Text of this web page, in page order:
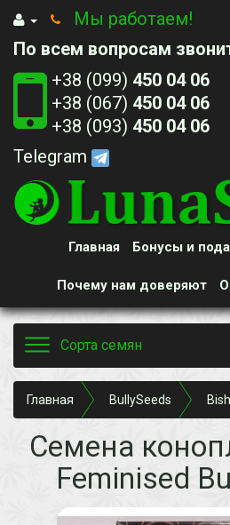
Мы работаем!
По всем вопросам
+38 (099) 450 04 06
+38 (067) 450 04 06
+38 (093) 450 04 06
Telegram
Главная
Почему нам доверяют
Бонусы и
Toggle
navigation
Сорта семян
Главная BullySeeds
Семена
Feminised